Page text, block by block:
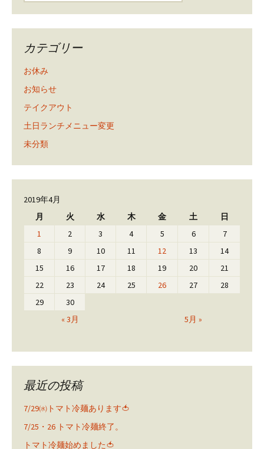
カテゴリー
お休み
お知らせ
テイクアウト
土日ランチメニュー変更
未分類
2019年4月
月
火 水 木 金 土 日
« 3月 5月 »
1 2 3 4 5 6
7
8
9 10 11 12 13
14
15
16 17 18 19 20
21
22
23 24 25 26 27
28
29
30
最近の投稿
7/29㈬トマト冷麺あります🍅
7/25・26 トマト冷麺終了。
トマト冷麺始めました🍅